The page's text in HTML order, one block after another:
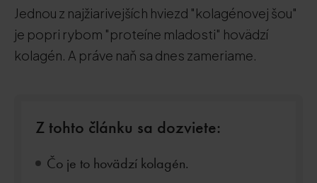
Jednou z najžiarivejších hviezd "kolagénovej šou"
je popri rybom "proteíne mladosti" hovädzí
kolagén. A práve naň sa dnes zameriame.
Z tohto článku sa dozviete:
Čo je to hovädzí kolagén.